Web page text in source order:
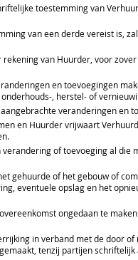
toestemming van
van een derde vereist is,
van Huurder, voor
en toevoegingen
, herstel- of
veranderingen en
en Huurder vrijwaart
of toevoeging al die
gehuurde of het gebouw of
eventuele opslag en het
ongedaan te
in verband met de door
tenzij partijen